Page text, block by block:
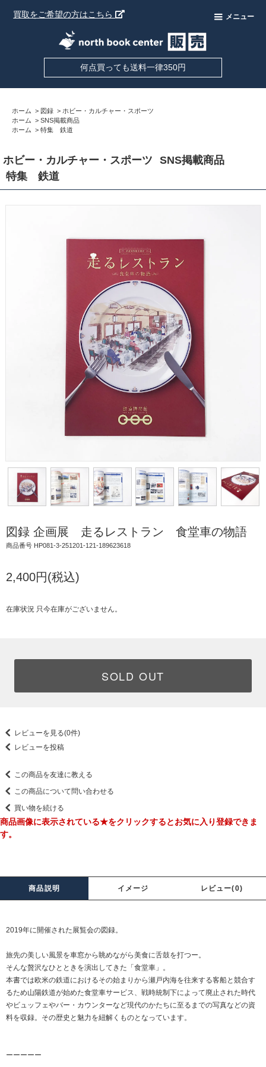
買取をご希望の方はこちら メニュー
何点買っても送料一律350円
ホーム > 図録 > ホビー・カルチャー・スポーツ
ホーム > SNS掲載商品
ホーム > 特集 鉄道
ホビー・カルチャー・スポーツ
SNS掲載商品
特集 鉄道
図録 企画展 走るレストラン 食堂車の物語
商品番号 HP081-3-251201-121-189623618
2,400円(税込)
在庫状況 只今在庫がございません。
SOLD OUT
レビューを見る(0件)
レビューを投稿
この商品を友達に教える
この商品について問い合わせる
買い物を続ける
商品画像に表示されている★をクリックするとお気に入り登録できま
す。
商品説明 イメージ レビュー(0)
2019年に開催された展覧会の図録。
旅先の美しい風景を車窓から眺めながら美食に舌鼓を打つー。
そんな贅沢なひとときを演出してきた「食堂車」。
本書では欧米の鉄道におけるその始まりから瀬戸内海を往来する客船と競合す
るため山陽鉄道が始めた食堂車サービス、戦時統制下によって廃止された時代
やビュッフェやバー・カウンターなど現代のかたちに至るまでの写真などの資
料を収録。その歴史と魅力を紐解くものとなっています。
ーーーーー